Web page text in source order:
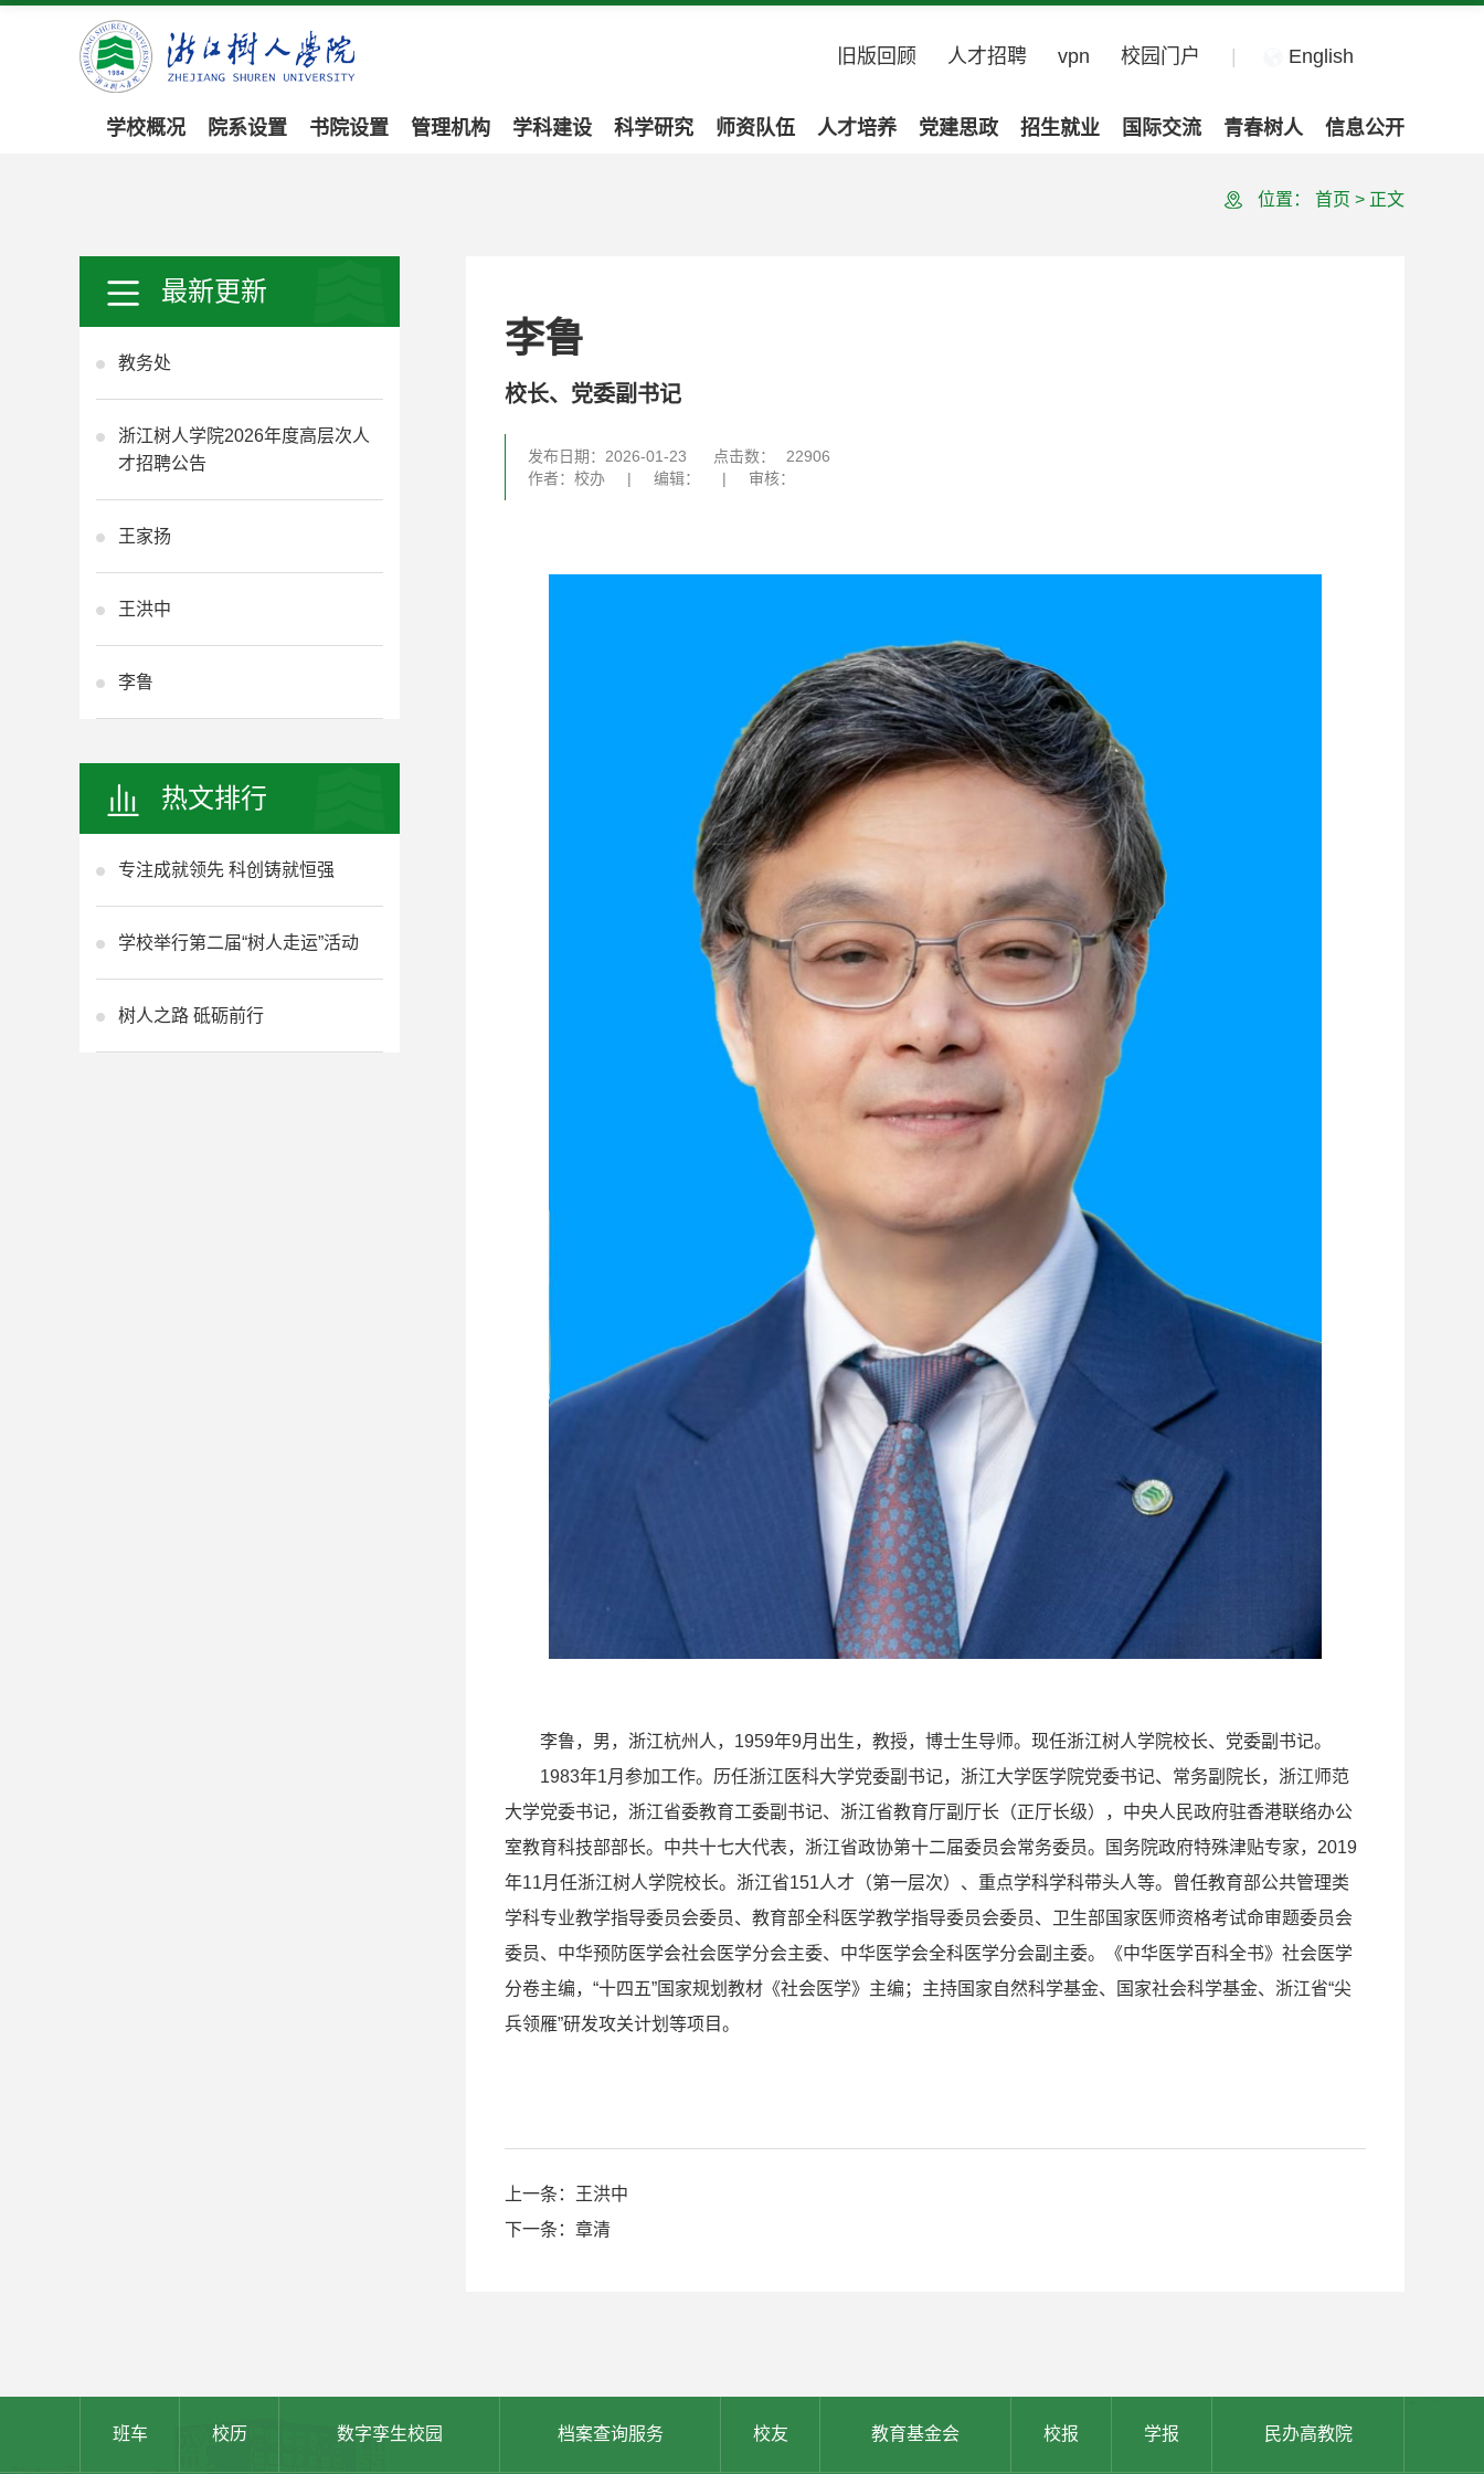
旧版回顾 人才招聘 vpn 校园门户 English
学校概况 院系设置 书院设置 管理机构 学科建设 科学研究 师资队伍 人才培养 党建思政 招生就业 国际交流 青春树人 信息公开
位置： 首页 > 正文
李鲁
校长、党委副书记
发布日期：2026-01-23 点击数：
22906
作者：校办
| 编辑： | 审核：
李鲁，男，浙江杭州人，1959年9月出生，教授，博士生导师。现任浙江树人学院校长、党委副书记。
1983年1月参加工作。历任浙江医科大学党委副书记，浙江大学医学院党委书记、常务副院长，浙江师范
大学党委书记，浙江省委教育工委副书记、浙江省教育厅副厅长（正厅长级），中央人民政府驻香港联络办公
室教育科技部部长。中共十七大代表，浙江省政协第十二届委员会常务委员。国务院政府特殊津贴专家，2019
年11月任浙江树人学院校长。浙江省151人才（第一层次）、重点学科学科带头人等。曾任教育部公共管理类
学科专业教学指导委员会委员、教育部全科医学教学指导委员会委员、卫生部国家医师资格考试命审题委员会
委员、中华预防医学会社会医学分会主委、中华医学会全科医学分会副主委。《中华医学百科全书》社会医学
分卷主编，“十四五”国家规划教材《社会医学》主编；主持国家自然科学基金、国家社会科学基金、浙江省“尖
兵领雁”研发攻关计划等项目。
上一条：王洪中
下一条：章清
最新更新
教务处
浙江树人学院2026年度高层次人
才招聘公告
王家扬
王洪中
李鲁
热文排行
专注成就领先 科创铸就恒强
学校举行第二届“树人走运”活动
树人之路 砥砺前行
班车 校历 数字孪生校园 档案查询服务 校友 教育基金会 校报 学报 民办高教院